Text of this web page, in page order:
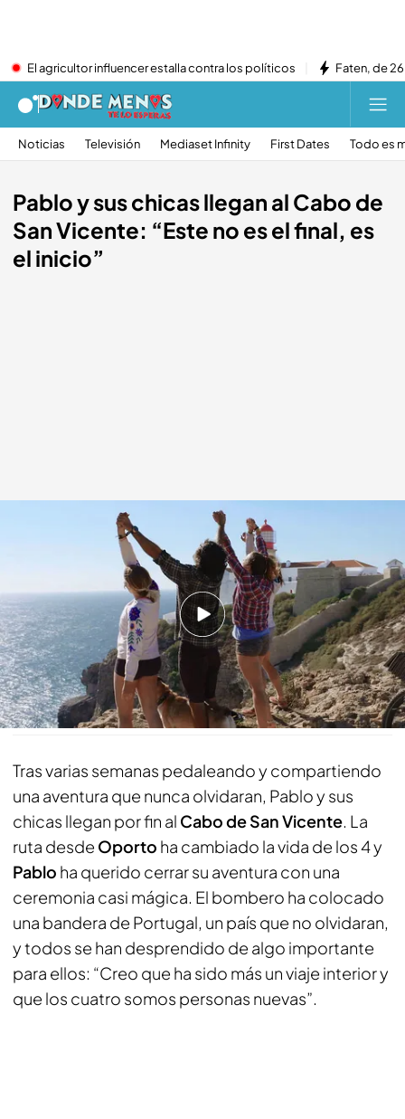
El agricultor influencer estalla contra los políticos Faten, de
Noticias Televisión Mediaset Infinity First Dates Todo es
Pablo y sus chicas llegan al Cabo de
San Vicente: “Este no es el final, es
el inicio”
Pablo y sus chicas en el Cabo de San Vicente
09 NOV 2019 - 01:00h.
Pablo, a sus chicas: “Creo que los cuatro
somos personas nuevas”
Compartir
Tras varias semanas pedaleando y compartiendo
una aventura que nunca olvidaran, Pablo y sus
chicas llegan por fin al Cabo de San Vicente. La
ruta desde Oporto ha cambiado la vida de los 4 y
Pablo ha querido cerrar su aventura con una
ceremonia casi mágica. El bombero ha colocado
una bandera de Portugal, un país que no olvidaran,
y todos se han desprendido de algo importante
para ellos: “Creo que ha sido más un viaje interior y
que los cuatro somos personas nuevas”.